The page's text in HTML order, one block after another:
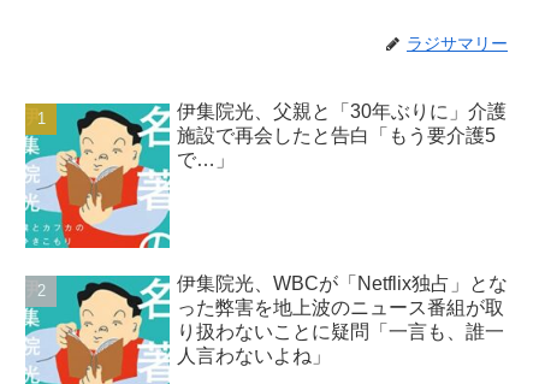
ラジサマリー
伊集院光、父親と「30年ぶりに」介護
施設で再会したと告白「もう要介護5
で…」
伊集院光、WBCが「Netflix独占」とな
った弊害を地上波のニュース番組が取
り扱わないことに疑問「一言も、誰一
人言わないよね」